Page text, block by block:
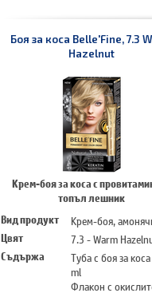
Боя за коса Belle'Fine, 7.3
Hazelnut
Крем-боя за коса с
топъл лешник
Вид продукт
Крем-боя,
Цвят
7.3 - Warm
Съдържа
Туба с боя за
ml
Флакон с